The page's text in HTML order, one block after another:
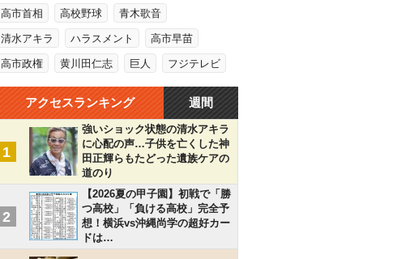
高市首相 高校野球 青木歌音
清水アキラ ハラスメント 高市早苗
高市政権 黄川田仁志 巨人 フジテレビ
アクセスランキング 週間
1
強いショック状態の清水アキラ
に心配の声…子供を亡くした神
田正輝らもたどった遺族ケアの
道のり
2
【2026夏の甲子園】初戦で「勝
つ高校」「負ける高校」完全予
想！横浜vs沖縄尚学の超好カー
ドは…